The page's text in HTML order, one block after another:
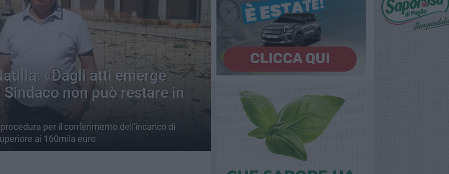
«Dagli atti emerge
non può restare in
per il conferimento dell'incarico di
ai 160mila euro